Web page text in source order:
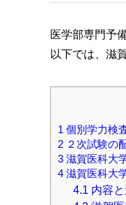
医学部専門予
以下では、滋
1 個別学力検
2 ２次試験の
3 滋賀医科大
4 滋賀医科大
4.1 内容